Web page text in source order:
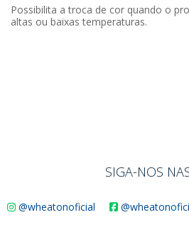
Possibilita a troca de cor quando o
altas ou baixas temperaturas.
SIGA-NOS
@wheatonoficial